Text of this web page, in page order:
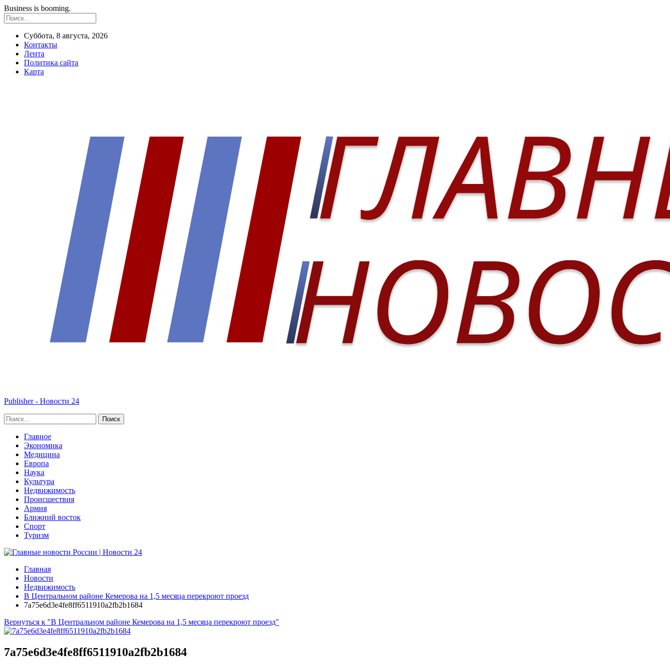
Business is booming.
Суббота, 8 августа, 2026
Контакты
Лента
Политика сайта
Карта
Publisher - Новости 24
Главное
Экономика
Медицина
Европа
Наука
Культура
Недвижимость
Происшествия
Армия
Ближний восток
Спорт
Туризм
Главная
Новости
Недвижимость
В Центральном районе Кемерова на 1,5 месяца перекроют проезд
7a75e6d3e4fe8ff6511910a2fb2b1684
Вернуться к "В Центральном районе Кемерова на 1,5 месяца перекроют проезд"
7a75e6d3e4fe8ff6511910a2fb2b1684